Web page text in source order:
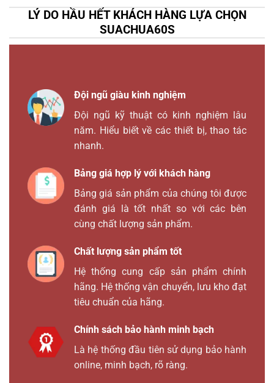
LÝ DO HẦU HẾT KHÁCH HÀNG LỰA CHỌN
SUACHUA60S
Đội ngũ giàu kinh nghiệm
Đội ngũ kỹ thuật có kinh nghiệm lâu
năm. Hiểu biết về các thiết bị, thao tác
nhanh.
Bảng giá hợp lý với khách hàng
Bảng giá sản phẩm của chúng tôi được
đánh giá là tốt nhất so với các bên
cùng chất lượng sản phẩm.
Chất lượng sản phẩm tốt
Hệ thống cung cấp sản phẩm chính
hãng. Hệ thống vận chuyển, lưu kho đạt
tiêu chuẩn của hãng.
Chính sách bảo hành minh bạch
Là hệ thống đầu tiên sử dụng bảo hành
online, minh bạch, rõ ràng.